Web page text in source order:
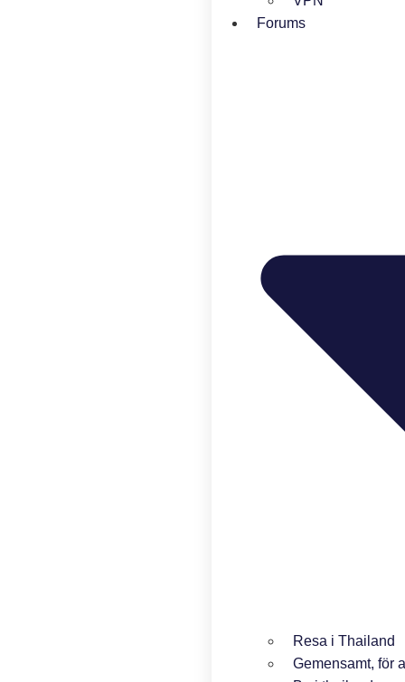
Forums
Resa i Thailand
Gemensamt, för